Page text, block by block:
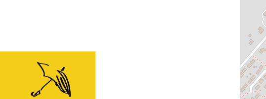
TRPL -
Théâtre